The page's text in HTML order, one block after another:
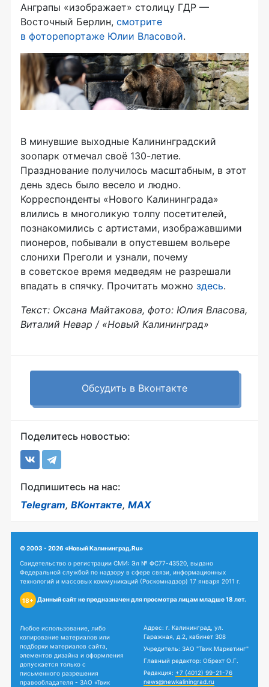
Анграпы «изображает» столицу ГДР —
Восточный Берлин, смотрите
в фоторепортаже Юлии Власовой.
В минувшие выходные Калининградский
зоопарк отмечал своё 130-летие.
Празднование получилось масштабным, в этот
день здесь было весело и людно.
Корреспонденты «Нового Калининграда»
влились в многоликую толпу посетителей,
познакомились с артистами, изображавшими
пионеров, побывали в опустевшем вольере
слонихи Преголи и узнали, почему
в советское время медведям не разрешали
впадать в спячку. Прочитать можно здесь.
Текст: Оксана Майтакова, фото: Юлия Власова,
Виталий Невар / «Новый Калининград»
Обсудить в Вконтакте
Поделитесь новостью:
Подпишитесь на нас:
Telegram, ВКонтакте, MAX
© 2003 - 2026 «Новый Калининград.Ru»
Свидетельство о регистрации СМИ: Эл № ФС77-43520, выдано
Федеральной службой по надзору в сфере связи, информационных
технологий и массовых коммуникаций (Роскомнадзор) 17 января 2011 г.
18+ Данный сайт не предназначен для просмотра лицам младше 18 лет.
Любое использование, либо
копирование материалов или
подборки материалов сайта,
элементов дизайна и оформления
допускается только с
письменного разрешения
правообладателя - ЗАО «Твик
Адрес: г. Калининград, ул.
Гаражная, д.2, кабинет 308
Учредитель: ЗАО "Твик Маркетинг"
Главный редактор: Обрехт О.Г.
Редакция: +7 (4012) 99-21-76
news@newkaliningrad.ru